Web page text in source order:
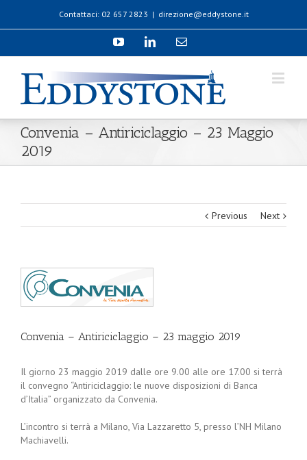
Contattaci: 02 657 2823 | direzione@eddystone.it
Convenia – Antiriciclaggio – 23 Maggio
2019
Previous Next
Convenia – Antiriciclaggio – 23 maggio 2019
Il giorno 23 maggio 2019 dalle ore 9.00 alle ore 17.00 si terrà
il convegno “Antiriciclaggio: le nuove disposizioni di Banca
d’Italia” organizzato da Convenia.
L’incontro si terrà a Milano, Via Lazzaretto 5, presso l’NH Milano
Machiavelli.